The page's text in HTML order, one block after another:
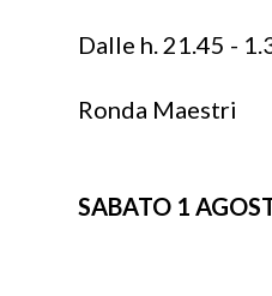
Dalle h. 21.45 -
Ronda Maestri
SABATO 1